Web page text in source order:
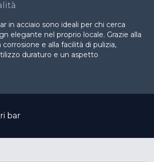
in acciaio sono ideali per chi cerca
elegante nel proprio locale. Grazie alla
corrosione e alla facilità di pulizia,
duraturo e un aspetto
bar